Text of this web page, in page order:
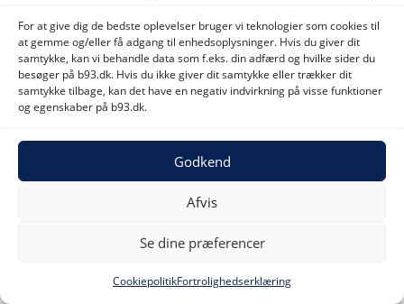
For at give dig de bedste oplevelser bruger vi teknologier som cookies til
at gemme og/eller få adgang til enhedsoplysninger. Hvis du giver dit
samtykke, kan vi behandle data som f.eks. din adfærd og hvilke sider du
besøger på b93.dk. Hvis du ikke giver dit samtykke eller trækker dit
samtykke tilbage, kan det have en negativ indvirkning på visse funktioner
og egenskaber på b93.dk.
Godkend
Afvis
Se dine præferencer
CookiepolitikFortrolighedserklæring